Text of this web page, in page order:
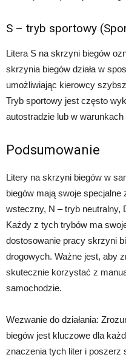
S – tryb sportowy
Litera S na skrzyni biegów
skrzynia biegów działa w
umożliwiając kierowcy
Tryb sportowy jest często
autostradzie lub w
Podsumowanie
Litery na skrzyni biegów w
biegów mają swoje
wsteczny, N – tryb neutralny,
Każdy z tych trybów ma
dostosowanie pracy skrzyni
drogowych. Ważne jest, aby
skutecznie korzystać z
samochodzie.
Wezwanie do działania:
biegów jest kluczowe dla
znaczenia tych liter i poszerz